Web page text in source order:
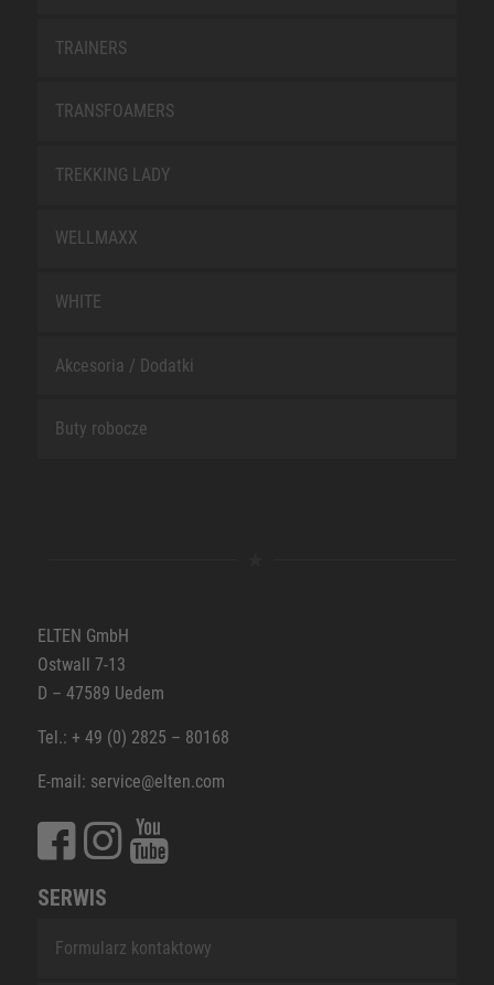
TRAINERS
TRANSFOAMERS
TREKKING LADY
WELLMAXX
WHITE
Akcesoria / Dodatki
Buty robocze
ELTEN GmbH
Ostwall 7-13
D – 47589 Uedem
Tel.: + 49 (0) 2825 – 80168
E-mail: service@elten.com
SERWIS
Formularz kontaktowy